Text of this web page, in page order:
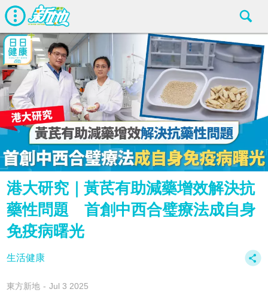
港大研究｜黃芪有助減藥增效解決抗
藥性問題 首創中西合璧療法成自身
免疫病曙光
生活健康
東方新地 Jul 3 2025